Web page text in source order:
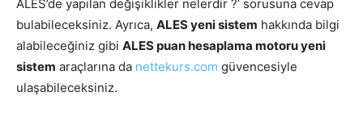
ALES’de yapılan değişiklikler nelerdir ?’ sorusuna cevap
bulabileceksiniz. Ayrıca, ALES yeni sistem hakkında bilgi
alabileceğiniz gibi ALES puan hesaplama motoru yeni
sistem araçlarına da nettekurs.com güvencesiyle
ulaşabileceksiniz.